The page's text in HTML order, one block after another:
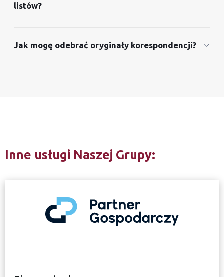
listów?
Jak mogę odebrać oryginały korespondencji?
Inne usługi Naszej Grupy: